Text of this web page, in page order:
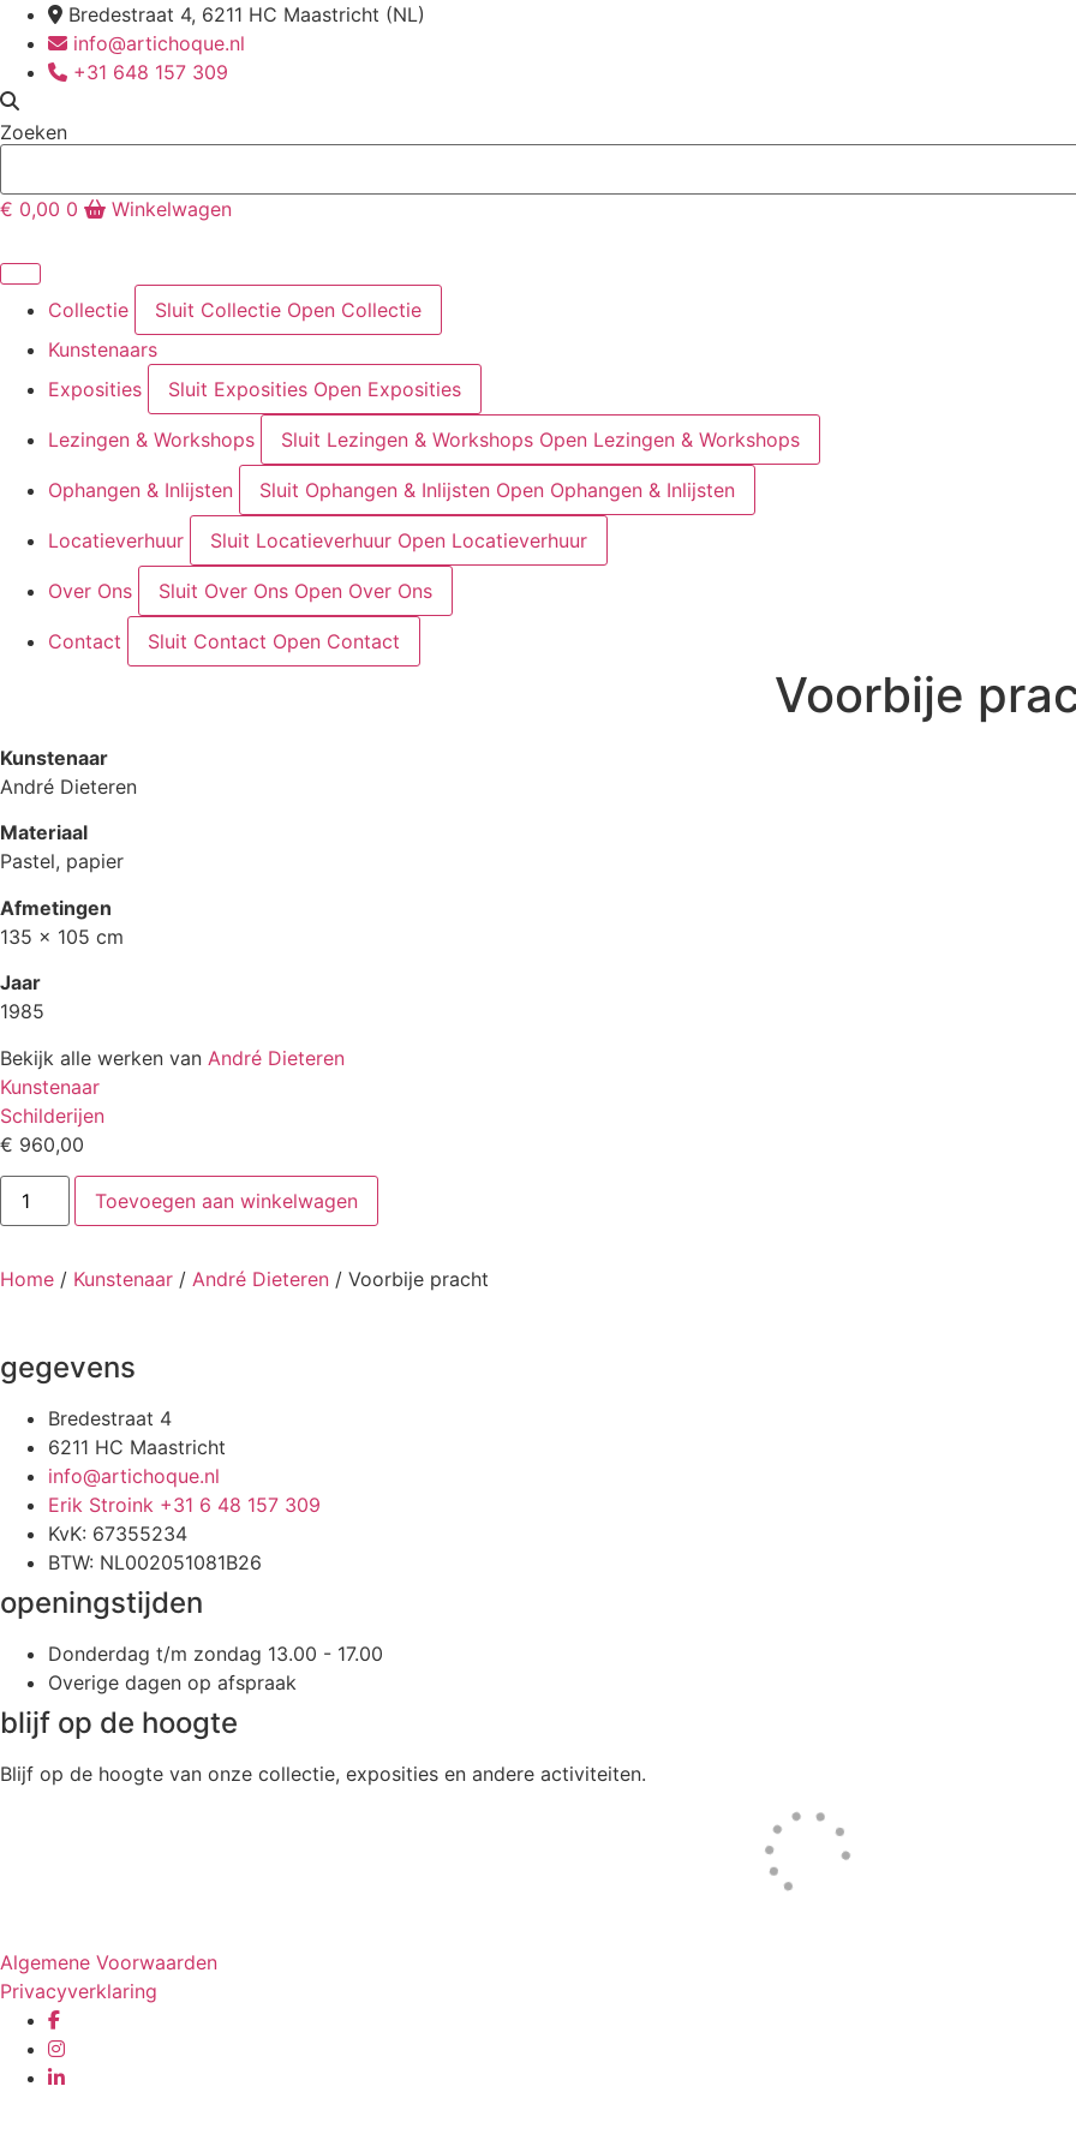
naar
inhoud
Bredestraat 4, 6211 HC Maastricht (NL)
info@artichoque.nl
+31 648 157 309
Zoeken
€ 0,00 0 Winkelwagen
Collectie Sluit Collectie Open Collectie
Kunstenaars
Exposities
Sluit Exposities Open Exposities
Lezingen & Workshops Sluit Lezingen & Workshops Open Lezingen & Workshops
Ophangen & Inlijsten Sluit Ophangen & Inlijsten Open Ophangen & Inlijsten
Locatieverhuur Sluit Locatieverhuur Open Locatieverhuur
Over Ons Sluit Over Ons Open Over Ons
Contact Sluit Contact Open Contact
Voorbije
Kunstenaar
André Dieteren
Materiaal
Pastel, papier
Afmetingen
135 x 105 cm
Jaar
1985
Bekijk alle werken van André Dieteren
Kunstenaar
Schilderijen
€ 960,00
Voorbije
pracht
aantal
Toevoegen aan winkelwagen
Home / Kunstenaar / André Dieteren / Voorbije pracht
gegevens
Bredestraat 4
6211 HC Maastricht
info@artichoque.nl
Erik Stroink +31 6 48 157 309
KvK: 67355234
BTW: NL002051081B26
openingstijden
Donderdag t/m zondag 13.00 - 17.00
Overige dagen op afspraak
blijf op de hoogte
Blijf op de hoogte van onze collectie, exposities en andere activiteiten.
Algemene Voorwaarden
Privacyverklaring